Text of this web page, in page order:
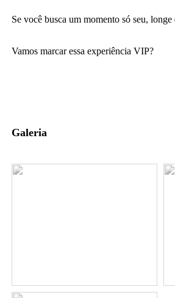
Se você busca um momento só seu,
Vamos marcar essa experiência VIP?
Galeria